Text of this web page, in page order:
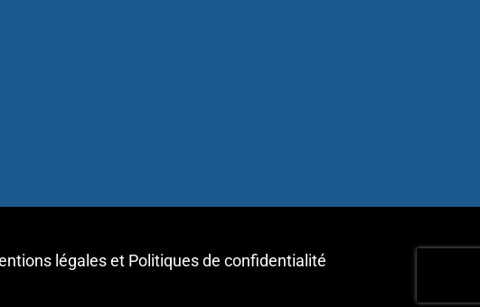
légaleset Politiques de confidentialité